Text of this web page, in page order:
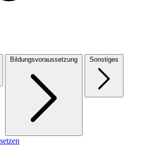
Bildungsvoraussetzung Sonstiges